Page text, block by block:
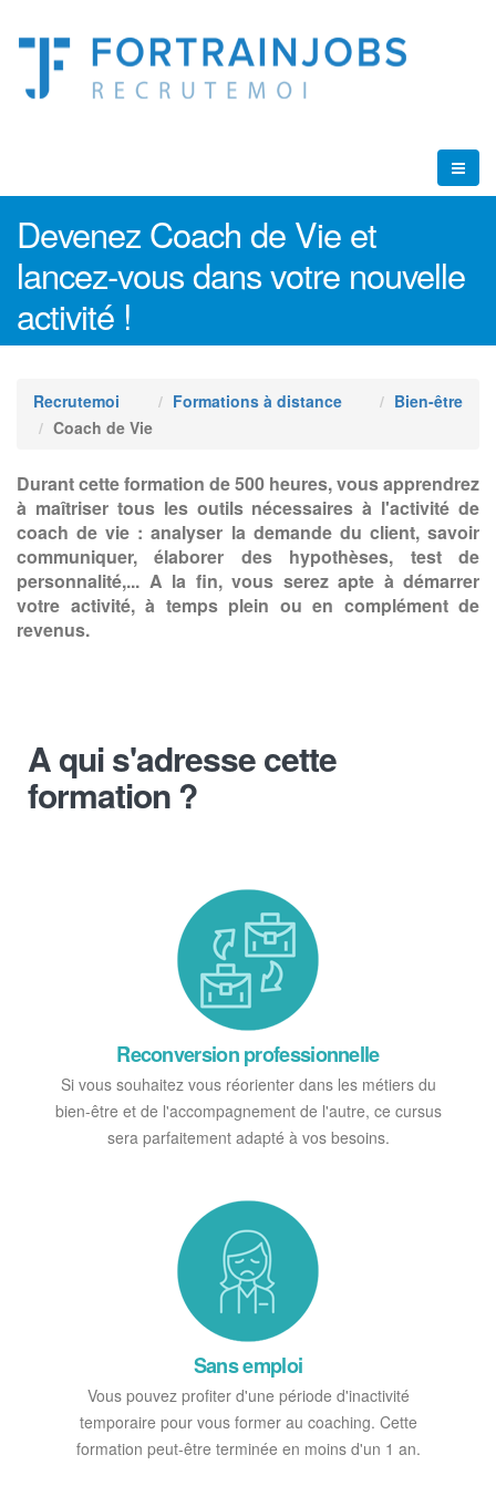
Devenez Coach de Vie et
lancez-vous dans votre nouvelle
activité !
Recrutemoi Formations à distance
Bien-être
Coach de Vie
Durant cette formation de 500 heures, vous apprendrez
à maîtriser tous les outils nécessaires à l'activité de
coach de vie : analyser la demande du client, savoir
communiquer, élaborer des hypothèses, test de
personnalité,... A la fin, vous serez apte à démarrer
votre activité, à temps plein ou en complément de
revenus.
A qui s'adresse cette
formation ?
Reconversion professionnelle
Si vous souhaitez vous réorienter dans les métiers du
bien-être et de l'accompagnement de l'autre, ce cursus
sera parfaitement adapté à vos besoins.
Sans emploi
Vous pouvez profiter d'une période d'inactivité
temporaire pour vous former au coaching. Cette
formation peut-être terminée en moins d'un 1 an.